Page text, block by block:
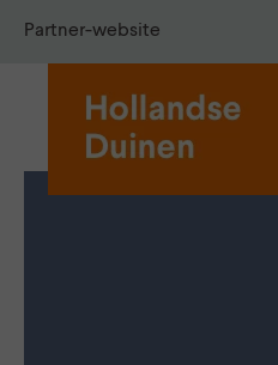
Partner-website